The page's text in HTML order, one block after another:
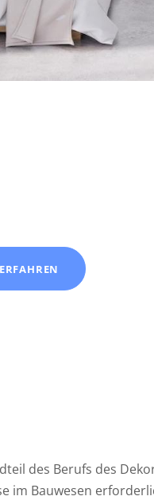
des Berufs des
im Bauwesen